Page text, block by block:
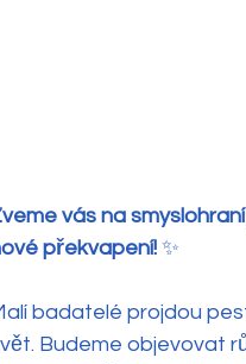
vás na
překvapení! ✨
badatelé projdou
Budeme objevovat